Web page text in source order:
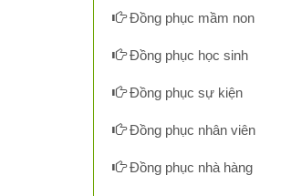
Đồng phục mầm non
Đồng phục học sinh
Đồng phục sự kiện
Đồng phục nhân viên
Đồng phục nhà hàng